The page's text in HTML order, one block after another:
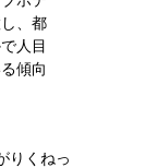
、都
人目
傾向
りくねっ